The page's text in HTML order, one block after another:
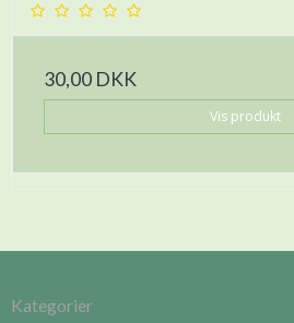
30,00 DKK
Vis produkt
Kategorier